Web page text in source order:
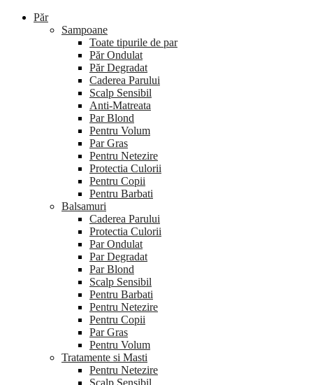
Păr
Sampoane
Toate tipurile de par
Păr Ondulat
Păr Degradat
Caderea Parului
Scalp Sensibil
Anti-Matreata
Par Blond
Pentru Volum
Par Gras
Pentru Netezire
Protectia Culorii
Pentru Copii
Pentru Barbati
Balsamuri
Caderea Parului
Protectia Culorii
Par Ondulat
Par Degradat
Par Blond
Scalp Sensibil
Pentru Barbati
Pentru Netezire
Pentru Copii
Par Gras
Pentru Volum
Tratamente si Masti
Pentru Netezire
Scalp Sensibil